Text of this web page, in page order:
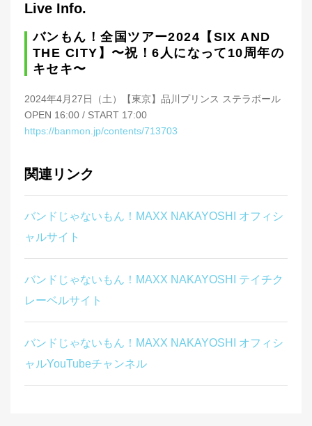
Live Info.
バンもん！全国ツアー2024【SIX AND
THE CITY】〜祝！6人になって10周年の
キセキ〜
2024年4月27日（土）【東京】品川プリンス ステラボール
OPEN 16:00 / START 17:00
https://banmon.jp/contents/713703
関連リンク
バンドじゃないもん！MAXX NAKAYOSHI オフィシ
ャルサイト
バンドじゃないもん！MAXX NAKAYOSHI テイチク
レーベルサイト
バンドじゃないもん！MAXX NAKAYOSHI オフィシ
ャルYouTubeチャンネル